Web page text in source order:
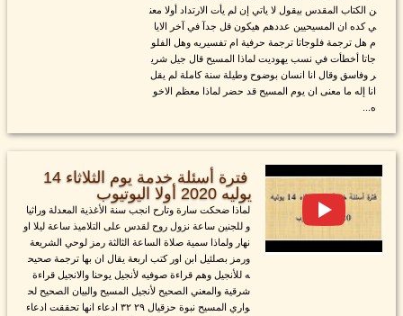
ن الكتاب المقدس بيقول لا ياتي إن لم يأت الارتداد أولا معن
ي كده ان المسيحيين عددهم هيكون قل جدآ في آخر الايا
م هل ترجمة فلوجاتا ترجمة حرفية ام تفسيريه وهل الفلو
جاتا أخطأت في نسب يهوديت لماذا المسيح قال جيل شري
ر وفاسق وقال انا انسان بوضوح وطيلة سنة كاملة لم يقل
انا إله ما معنى ان يوم المسيح قد حضر لماذا معظم الاخو
ه...
فترة أسئلة خدمة يوم الثلاثاء 14
يوليه 2020 أولا اليوتيوب
لماذا ضحكت سارة وتارح انجب سنة الأغذية المعدلة وراثيا
و للجنين ساعة نزول روح لقدس على التلاميذ ساعة ليلا او
نهار ولماذا سمية صلاة الساعة الثالثة رمز لوحي الشريعة
ورمز بصلئيل ابن اور كتب اربعة يقال ان بها ترجمة صحيح
ه للأنجيل وهم قراءة صوفيه لأنجيل يوحنا والانجيل قراءة
شرقية والمعني الصحيح لأنجيل المسيح والبيان الصحيح لح
واري المسيح نبوة حزقيال ٢٩ ٣٢ ادعاء انها تحققت ادعاء